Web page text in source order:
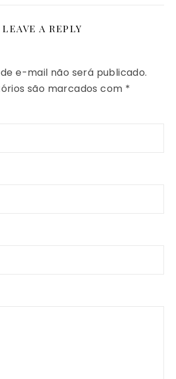
LEAVE A REPLY
e-mail não será publicado.
são marcados com *